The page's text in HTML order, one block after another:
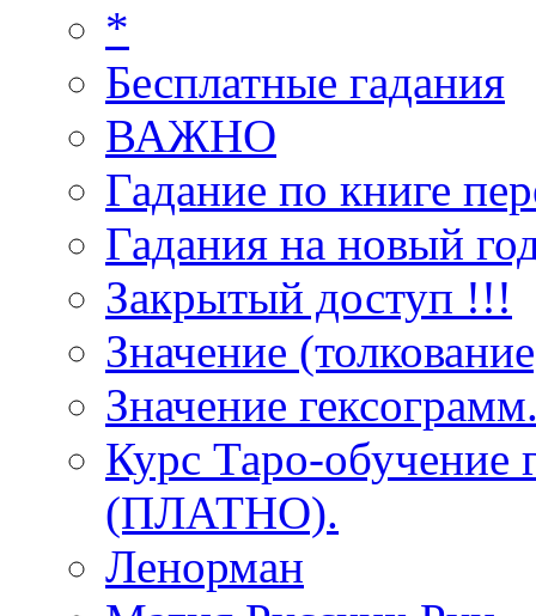
*
Бесплатные гадания
ВАЖНО
Гадание по книге
Гадания на новый
Закрытый доступ !!!
Значение
Значение
Курс Таро-обучение
(ПЛАТНО).
Ленорман